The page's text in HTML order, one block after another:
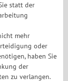
statt der
mehr
oder
haben Sie
der
zu verlangen.